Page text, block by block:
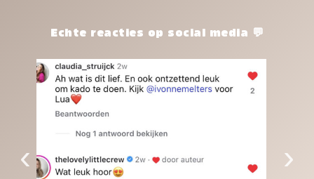
het waard.Echte reacties op social media 💬
‹ ›